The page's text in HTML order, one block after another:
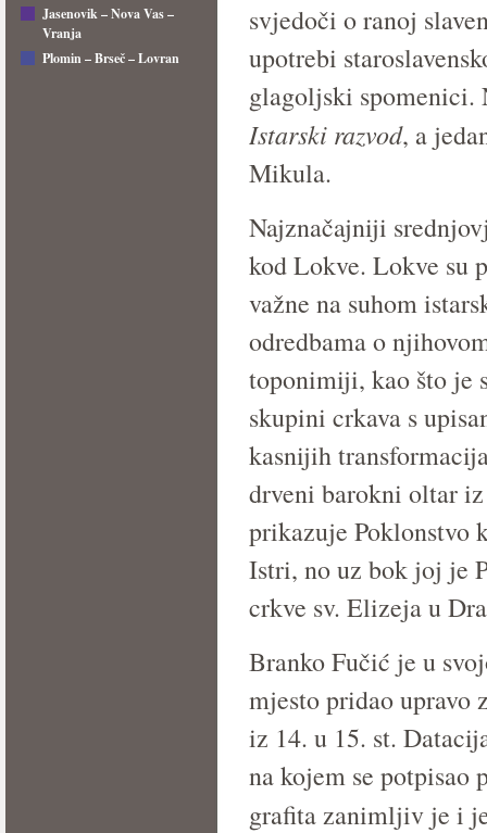
Jasenovik – Nova Vas –
Vranja
Plomin – Brseč – Lovran
svjedoči o ranoj
upotrebi
glagoljski spomenici.
Istarski razvod, a
Mikula.
Najznačajniji
kod Lokve. Lokve su
važne na suhom
odredbama o
toponimiji, kao što je
skupini crkava s
kasnijih
drveni barokni oltar
prikazuje Poklonstvo
Istri, no uz bok joj je
crkve sv. Elizeja u
Branko Fučić je u
mjesto pridao
iz 14. u 15. st.
na kojem se
graﬁta zanimljiv je i